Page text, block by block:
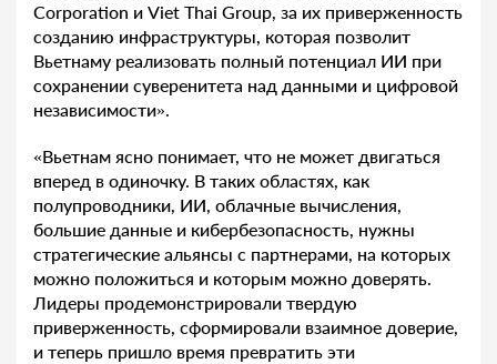
Corporation и Viet Thai Group, за их приверженность
созданию инфраструктуры, которая позволит
Вьетнаму реализовать полный потенциал ИИ при
сохранении суверенитета над данными и цифровой
независимости».
«Вьетнам ясно понимает, что не может двигаться
вперед в одиночку. В таких областях, как
полупроводники, ИИ, облачные вычисления,
большие данные и кибербезопасность, нужны
стратегические альянсы с партнерами, на которых
можно положиться и которым можно доверять.
Лидеры продемонстрировали твердую
приверженность, сформировали взаимное доверие,
и теперь пришло время превратить эти